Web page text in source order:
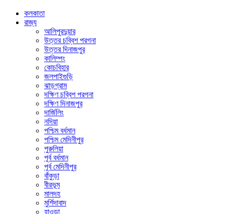
কলকাতা
রাজ্য
আলিপুরদুয়ার
উত্তর চব্বিশ পরগনা
উত্তর দিনাজপুর
কালিম্পং
কোচবিহার
জলপাইগুড়ি
ঝাড়গ্রাম
দক্ষিণ চব্বিশ পরগনা
দক্ষিণ দিনাজপুর
দার্জিলিং
নদিয়া
পশ্চিম বর্ধমান
পশ্চিম মেদিনীপুর
পুরুলিয়া
পূর্ব বর্ধমান
পূর্ব মেদিনীপুর
বাঁকুড়া
বীরভূম
মালদহ
মুর্শিদাবাদ
হাওড়া